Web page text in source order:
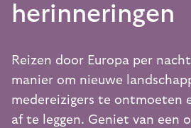
herinneringen
Reizen door Europa per
manier om nieuwe
medereizigers te ontmoeten
af ​​te leggen. Geniet van een